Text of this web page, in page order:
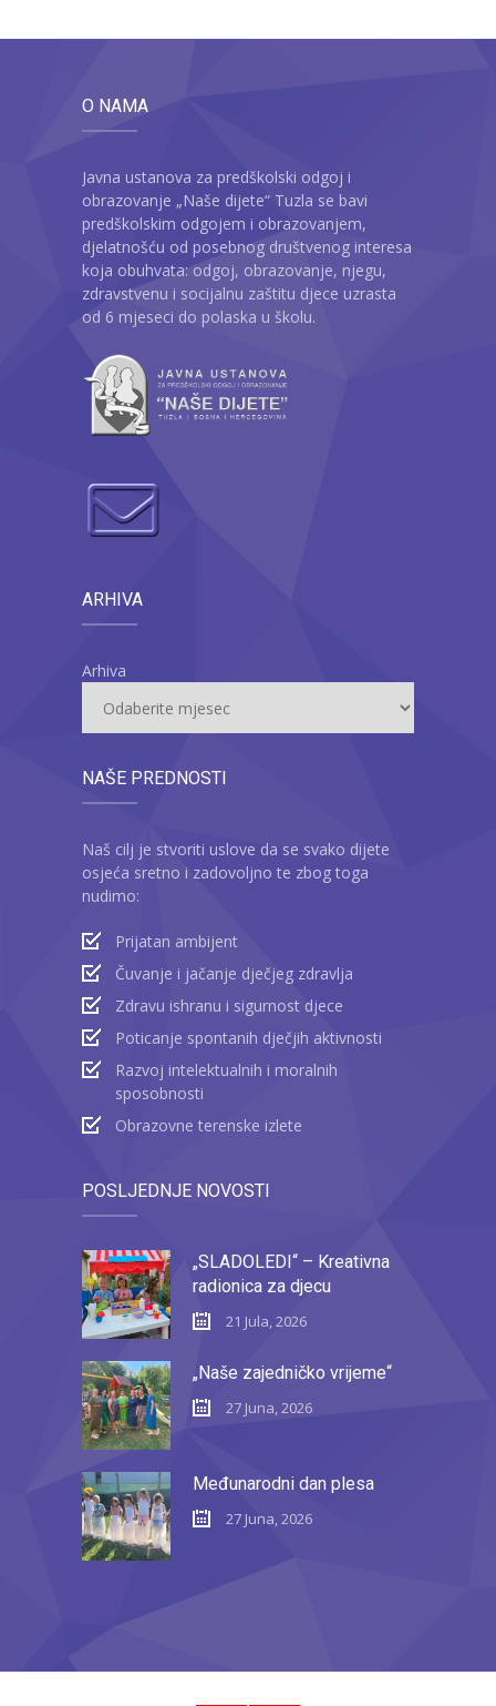
O NAMA
Javna ustanova za predškolski odgoj i
obrazovanje „Naše dijete“ Tuzla se bavi
predškolskim odgojem i obrazovanjem,
djelatnošću od posebnog društvenog interesa
koja obuhvata: odgoj, obrazovanje, njegu,
zdravstvenu i socijalnu zaštitu djece uzrasta
od 6 mjeseci do polaska u školu.
ARHIVA
Arhiva
NAŠE PREDNOSTI
Naš cilj je stvoriti uslove da se svako dijete
osjeća sretno i zadovoljno te zbog toga
nudimo:
Prijatan ambijent
Čuvanje i jačanje dječjeg zdravlja
Zdravu ishranu i sigurnost djece
Poticanje spontanih dječjih aktivnosti
Razvoj intelektualnih i moralnih
sposobnosti
Obrazovne terenske izlete
POSLJEDNJE NOVOSTI
„SLADOLEDI“ – Kreativna
radionica za djecu
21 Jula, 2026
„Naše zajedničko vrijeme“
27 Juna, 2026
Međunarodni dan plesa
27 Juna, 2026